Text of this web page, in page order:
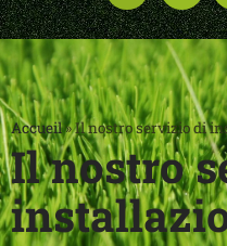
Accueil»Il nostro servizio di
Il nostro